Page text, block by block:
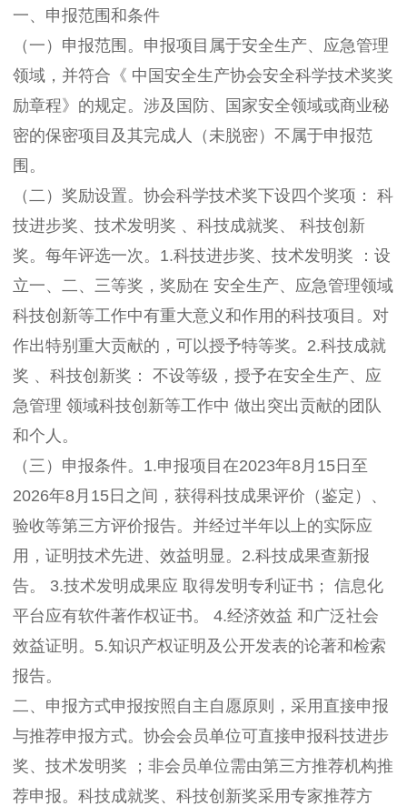
一、申报范围和条件
（一）申报范围。申报项目属于安全生产、应急管理
领域，并符合《 中国安全生产协会安全科学技术奖奖
励章程》的规定。涉及国防、国家安全领域或商业秘
密的保密项目及其完成人（未脱密）不属于申报范
围。
（二）奖励设置。协会科学技术奖下设四个奖项： 科
技进步奖、技术发明奖 、科技成就奖、 科技创新
奖。每年评选一次。1.科技进步奖、技术发明奖 ：设
立一、二、三等奖，奖励在 安全生产、应急管理领域
科技创新等工作中有重大意义和作用的科技项目。对
作出特别重大贡献的，可以授予特等奖。2.科技成就
奖 、科技创新奖： 不设等级，授予在安全生产、应
急管理 领域科技创新等工作中 做出突出贡献的团队
和个人。
（三）申报条件。1.申报项目在2023年8月15日至
2026年8月15日之间，获得科技成果评价（鉴定）、
验收等第三方评价报告。并经过半年以上的实际应
用，证明技术先进、效益明显。2.科技成果查新报
告。 3.技术发明成果应 取得发明专利证书； 信息化
平台应有软件著作权证书。 4.经济效益 和广泛社会
效益证明。5.知识产权证明及公开发表的论著和检索
报告。
二、申报方式申报按照自主自愿原则，采用直接申报
与推荐申报方式。协会会员单位可直接申报科技进步
奖、技术发明奖 ；非会员单位需由第三方推荐机构推
荐申报。科技成就奖、科技创新奖采用专家推荐方